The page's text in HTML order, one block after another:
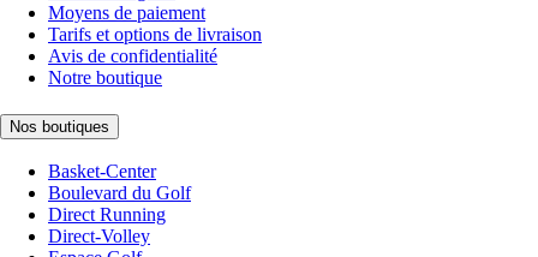
Moyens de paiement
Tarifs et options de livraison
Avis de confidentialité
Notre boutique
Nos boutiques
Basket-Center
Boulevard du Golf
Direct Running
Direct-Volley